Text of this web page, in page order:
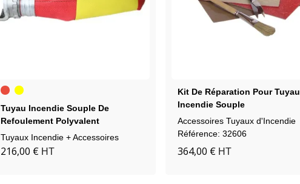
RougeJaune
Tuyau Incendie Souple De
Refoulement Polyvalent
Tuyaux Incendie + Accessoires
216,00 € HT
Kit De Réparation Pour Tuyau
Incendie Souple
Accessoires Tuyaux d'Incendie
Référence: 32606
364,00 € HT